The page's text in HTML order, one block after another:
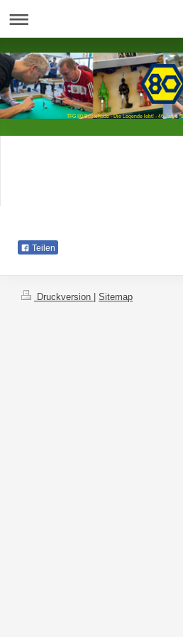
TFG 80 Buxtehude - Die Legende lebt! - 46 Jahre
Teilen
Druckversion | Sitemap